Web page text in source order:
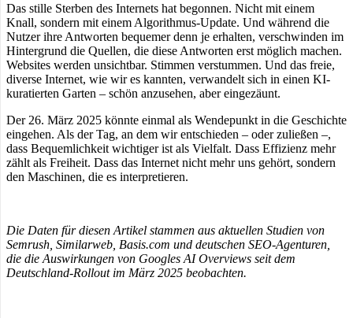
Das stille Sterben des Internets hat begonnen. Nicht mit einem
Knall, sondern mit einem Algorithmus-Update. Und während die
Nutzer ihre Antworten bequemer denn je erhalten, verschwinden im
Hintergrund die Quellen, die diese Antworten erst möglich machen.
Websites werden unsichtbar. Stimmen verstummen. Und das freie,
diverse Internet, wie wir es kannten, verwandelt sich in einen KI-
kuratierten Garten – schön anzusehen, aber eingezäunt.
Der 26. März 2025 könnte einmal als Wendepunkt in die Geschichte
eingehen. Als der Tag, an dem wir entschieden – oder zuließen –,
dass Bequemlichkeit wichtiger ist als Vielfalt. Dass Effizienz mehr
zählt als Freiheit. Dass das Internet nicht mehr uns gehört, sondern
den Maschinen, die es interpretieren.
Die Daten für diesen Artikel stammen aus aktuellen Studien von
Semrush, Similarweb, Basis.com und deutschen SEO-Agenturen,
die die Auswirkungen von Googles AI Overviews seit dem
Deutschland-Rollout im März 2025 beobachten.